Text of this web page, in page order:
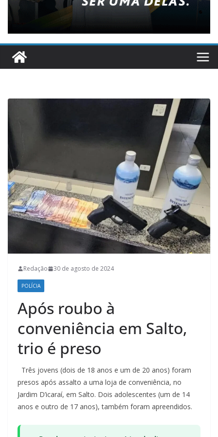
Redação 30 de agosto de 2024
POLÍCIA
Após roubo à
conveniência em Salto,
trio é preso
Três jovens (dois de 18 anos e um de 20 anos) foram
presos após assalto a uma loja de conveniência, no
Jardim D’icaraí, em Salto. Dois adolescentes (um de 14
anos e outro de 17 anos), também foram apreendidos.